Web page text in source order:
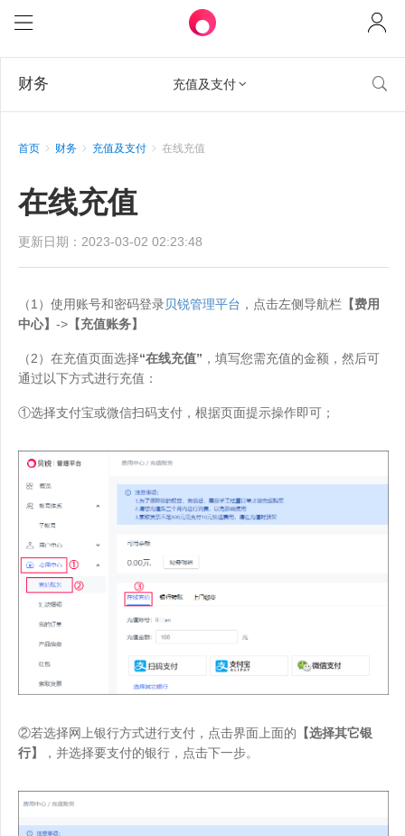
财务 充值及支付 
首页 财务 充值及支付 在线充值
在线充值
更新日期：2023-03-02 02:23:48
（1）使用账号和密码登录贝锐管理平台 ，点击左侧导航栏 【费用
中心】-> 【充值账务】
（2）在充值页面选择“在线充值” ，填写您需充值的金额，然后可
通过以下方式进行充值：
①选择支付宝或微信扫码支付，根据页面提示操作即可；
②若选择网上银行方式进行支付，点击界面上面的 【选择其它银
行】
，并选择要支付的银行，点击下一步。